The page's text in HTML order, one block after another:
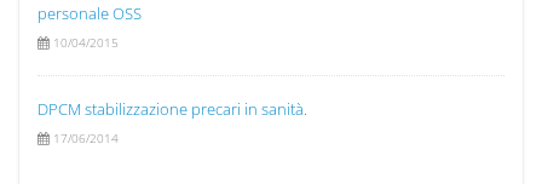
personale OSS
10/04/2015
DPCM stabilizzazione precari in sanità.
17/06/2014